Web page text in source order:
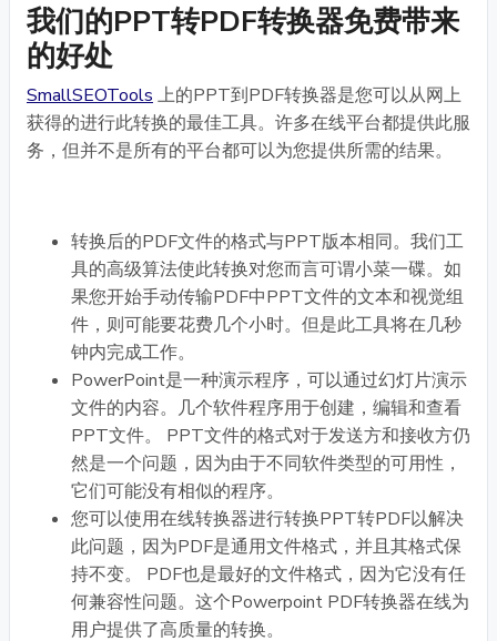
我们的PPT转PDF转换器免费带来
的好处
SmallSEOTools 上的PPT到PDF转换器是您可以从网上
获得的进行此转换的最佳工具。许多在线平台都提供此服
务，但并不是所有的平台都可以为您提供所需的结果。
转换后的PDF文件的格式与PPT版本相同。我们工
具的高级算法使此转换对您而言可谓小菜一碟。如
果您开始手动传输PDF中PPT文件的文本和视觉组
件，则可能要花费几个小时。但是此工具将在几秒
钟内完成工作。
PowerPoint是一种演示程序，可以通过幻灯片演示
文件的内容。几个软件程序用于创建，编辑和查看
PPT文件。 PPT文件的格式对于发送方和接收方仍
然是一个问题，因为由于不同软件类型的可用性，
它们可能没有相似的程序。
您可以使用在线转换器进行转换PPT转PDF以解决
此问题，因为PDF是通用文件格式，并且其格式保
持不变。 PDF也是最好的文件格式，因为它没有任
何兼容性问题。这个Powerpoint PDF转换器在线为
用户提供了高质量的转换。